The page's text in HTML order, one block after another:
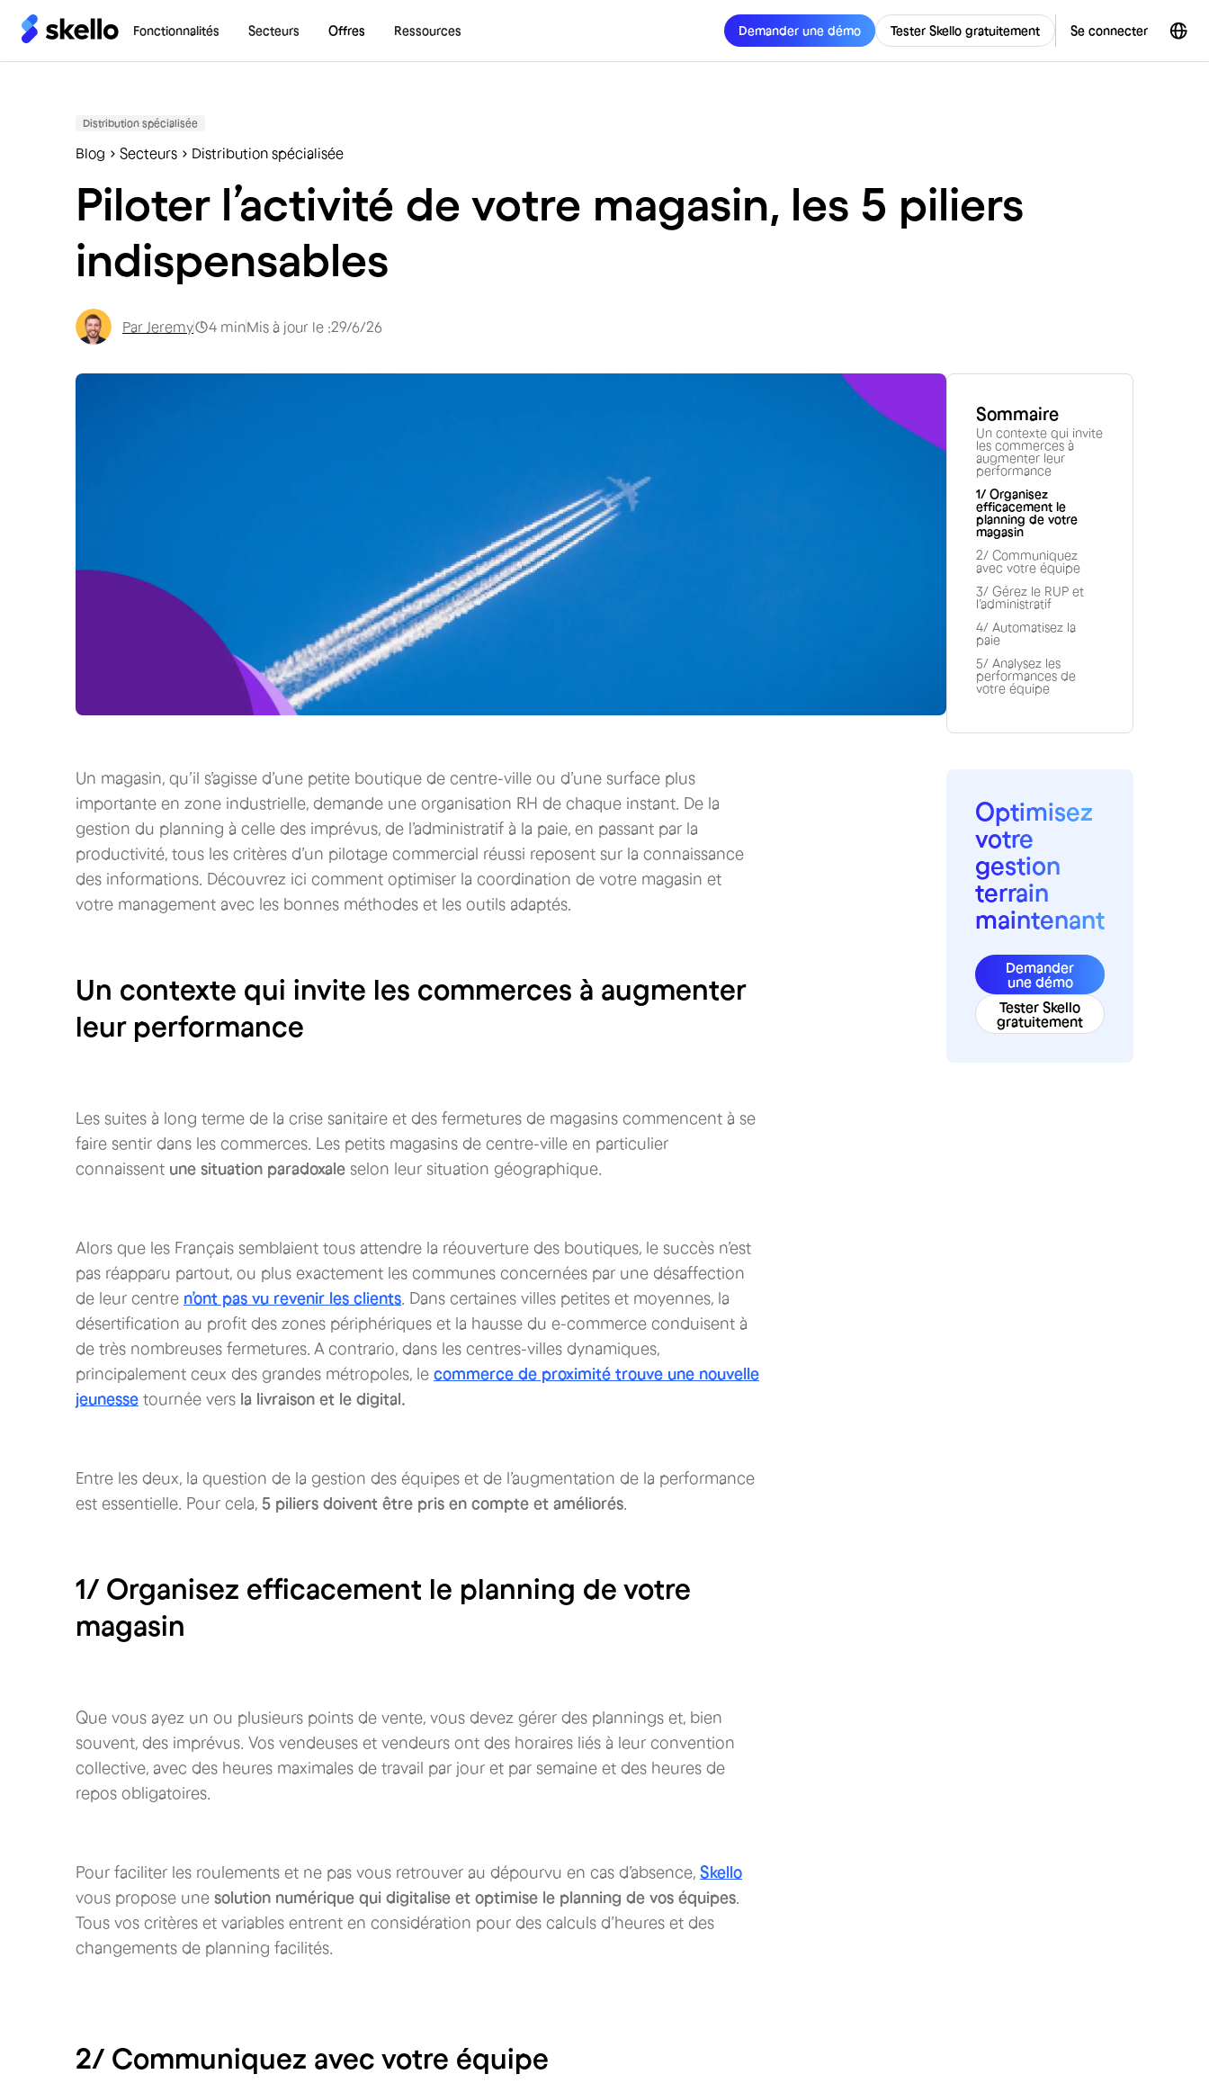
Fonctionnalités Secteurs Offres Ressources Demander une démo Tester Skello gratuitement Se connecter
Distribution spécialisée
Blog Secteurs Distribution spécialisée
Piloter l’activité de votre magasin, les 5 piliers
indispensables
Par Jeremy 4 minMis à jour le :29/6/26
Un magasin, qu’il s’agisse d’une petite boutique de centre-ville ou d’une surface plus
importante en zone industrielle, demande une organisation RH de chaque instant. De la
gestion du planning à celle des imprévus, de l’administratif à la paie, en passant par la
productivité, tous les critères d’un pilotage commercial réussi reposent sur la connaissance
des informations. Découvrez ici comment optimiser la coordination de votre magasin et
votre management avec les bonnes méthodes et les outils adaptés.
Un contexte qui invite les commerces à augmenter
leur performance
Les suites à long terme de la crise sanitaire et des fermetures de magasins commencent à se
faire sentir dans les commerces. Les petits magasins de centre-ville en particulier
connaissent une situation paradoxale selon leur situation géographique.
Alors que les Français semblaient tous attendre la réouverture des boutiques, le succès n’est
pas réapparu partout, ou plus exactement les communes concernées par une désaffection
de leur centre n’ont pas vu revenir les clients. Dans certaines villes petites et moyennes, la
désertification au profit des zones périphériques et la hausse du e-commerce conduisent à
de très nombreuses fermetures. A contrario, dans les centres-villes dynamiques,
principalement ceux des grandes métropoles, le commerce de proximité trouve une nouvelle
jeunesse tournée vers la livraison et le digital.
Entre les deux, la question de la gestion des équipes et de l’augmentation de la performance
est essentielle. Pour cela, 5 piliers doivent être pris en compte et améliorés.
1/ Organisez efficacement le planning de votre
magasin
Que vous ayez un ou plusieurs points de vente, vous devez gérer des plannings et, bien
souvent, des imprévus. Vos vendeuses et vendeurs ont des horaires liés à leur convention
collective, avec des heures maximales de travail par jour et par semaine et des heures de
repos obligatoires.
Pour faciliter les roulements et ne pas vous retrouver au dépourvu en cas d’absence, Skello
vous propose une solution numérique qui digitalise et optimise le planning de vos équipes.
Tous vos critères et variables entrent en considération pour des calculs d’heures et des
changements de planning facilités.
2/ Communiquez avec votre équipe
Sommaire
Un contexte qui invite
les commerces à
augmenter leur
performance
1/ Organisez
efficacement le
planning de votre
magasin
2/ Communiquez
avec votre équipe
3/ Gérez le RUP et
l’administratif
4/ Automatisez la
paie
5/ Analysez les
performances de
votre équipe
Optimisez
votre
gestion
terrain
maintenant
Demander
une démo
Tester Skello
gratuitement